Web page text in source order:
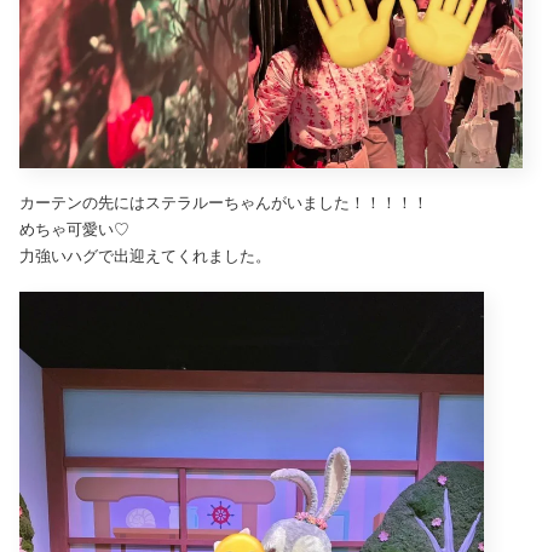
カーテンの先にはステラルーちゃんがいました！！！！！
めちゃ可愛い♡
力強いハグで出迎えてくれました。